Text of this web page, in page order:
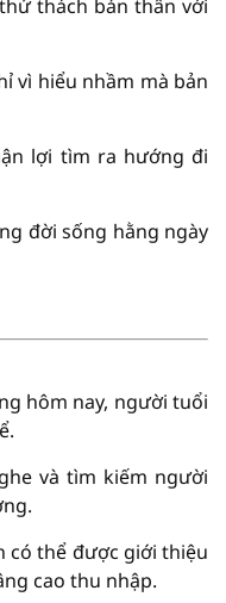
thách bản thân với
vì hiểu nhầm mà bản
lợi tìm ra hướng đi
đời sống hằng ngày
hôm nay, người tuổi
và tìm kiếm người
có thể được giới thiệu
cao thu nhập.